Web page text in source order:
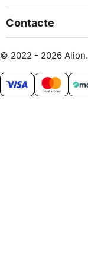
Contacte
© 2022 - 2026 Alion.